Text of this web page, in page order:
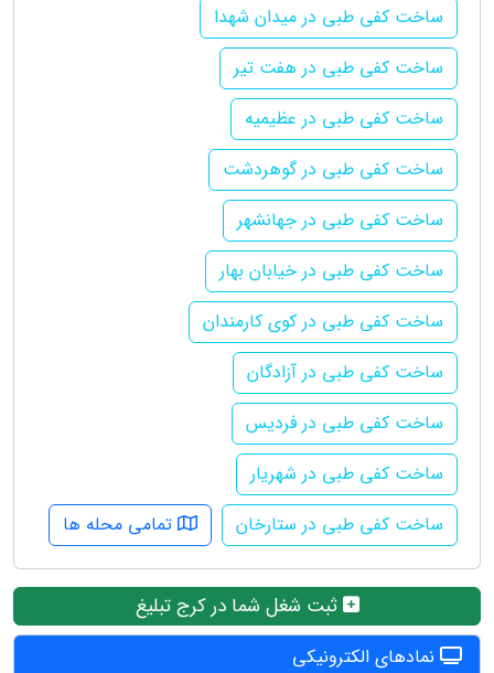
ساخت کفی طبی در میدان شهدا
ساخت کفی طبی در هفت تیر
ساخت کفی طبی در عظیمیه
ساخت کفی طبی در گوهردشت
ساخت کفی طبی در جهانشهر
ساخت کفی طبی در خیابان بهار
ساخت کفی طبی در کوی کارمندان
ساخت کفی طبی در آزادگان
ساخت کفی طبی در فردیس
ساخت کفی طبی در شهریار
ساخت کفی طبی در ستارخان
تمامی محله ها
ثبت شغل شما در کرج تبلیغ
نمادهای الکترونیکی